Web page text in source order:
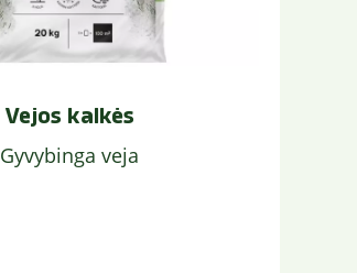
Vejos kalkės
Gyvybinga veja